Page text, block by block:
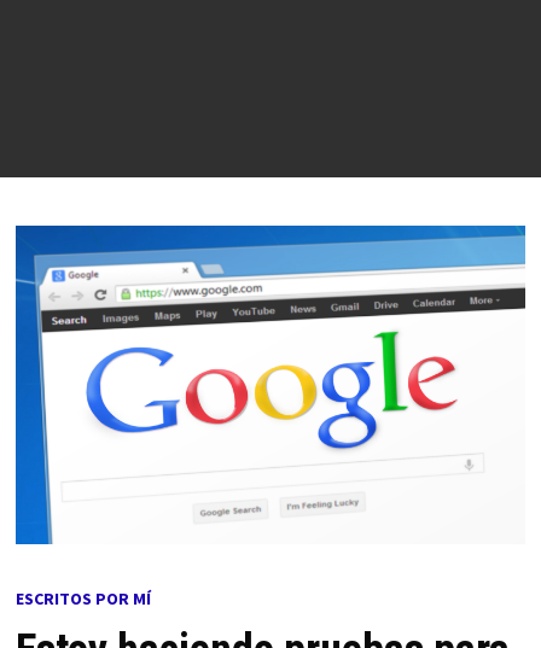
ESCRITOS POR MÍ